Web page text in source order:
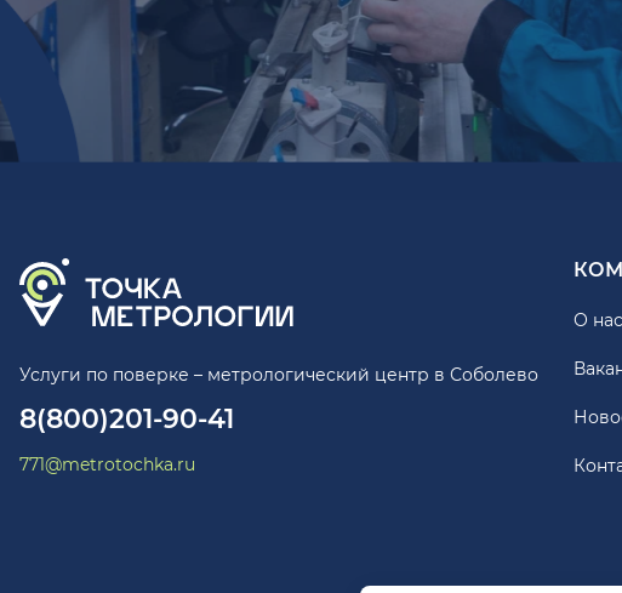
Услуги по поверке – метрологический центр в Соболево
8(800)201-90-41
771@metrotochka.ru
О нас